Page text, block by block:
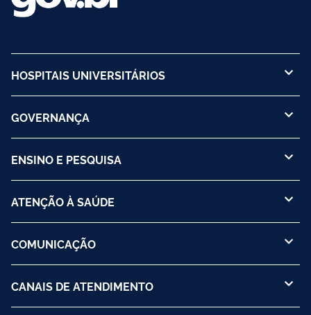
HOSPITAIS UNIVERSITÁRIOS
GOVERNANÇA
ENSINO E PESQUISA
ATENÇÃO À SAÚDE
COMUNICAÇÃO
CANAIS DE ATENDIMENTO